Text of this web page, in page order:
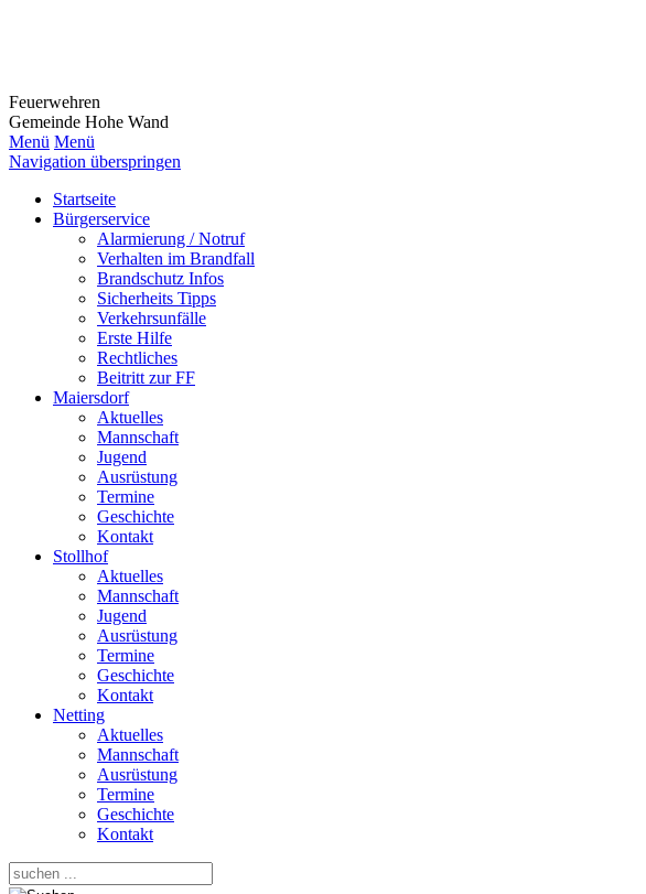
Feuerwehren
Gemeinde Hohe Wand
Menü Menü
Navigation überspringen
Startseite
Bürgerservice
Alarmierung / Notruf
Verhalten im Brandfall
Brandschutz Infos
Sicherheits Tipps
Verkehrsunfälle
Erste Hilfe
Rechtliches
Beitritt zur FF
Maiersdorf
Aktuelles
Mannschaft
Jugend
Ausrüstung
Termine
Geschichte
Kontakt
Stollhof
Aktuelles
Mannschaft
Jugend
Ausrüstung
Termine
Geschichte
Kontakt
Netting
Aktuelles
Mannschaft
Ausrüstung
Termine
Geschichte
Kontakt